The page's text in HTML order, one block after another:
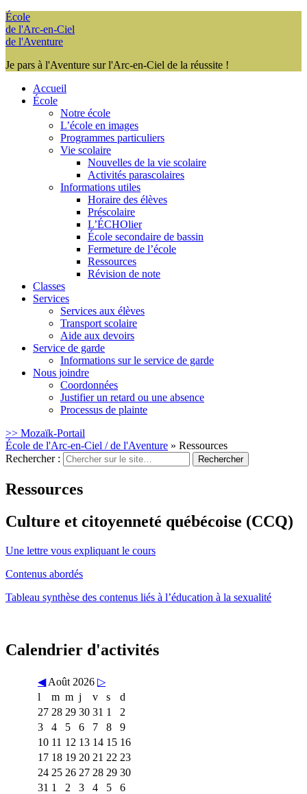
École
de l'Arc-en-Ciel
de l'Aventure
Je pars à l'Aventure sur l'Arc-en-Ciel de la réussite !
Accueil
École
Notre école
L’école en images
Programmes particuliers
Vie scolaire
Nouvelles de la vie scolaire
Activités parascolaires
Informations utiles
Horaire des élèves
Préscolaire
L’ÉCHOlier
École secondaire de bassin
Fermeture de l’école
Ressources
Révision de note
Classes
Services
Services aux élèves
Transport scolaire
Aide aux devoirs
Service de garde
Informations sur le service de garde
Nous joindre
Coordonnées
Justifier un retard ou une absence
Processus de plainte
>> Mozaïk-Portail
École de l'Arc-en-Ciel / de l'Aventure » Ressources
Rechercher :
Ressources
Culture et citoyenneté québécoise (CCQ)
Une lettre vous expliquant le cours
Contenus abordés
Tableau synthèse des contenus liés à l’éducation à la sexualité
Calendrier d'activités
◀ Août 2026 ▷
l
m m j v s
d
27 28 29 30 31 1
2
3
4 5 6 7 8
9
10 11 12 13 14 15 16
17 18 19 20 21 22 23
24 25 26 27 28 29 30
31 1 2 3 4 5 6